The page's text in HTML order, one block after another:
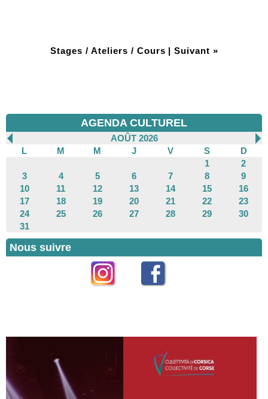
Stages / Ateliers / Cours | Suivant »
AGENDA CULTUREL
AOÛT 2026
L
M M J V S
D
1
2
3
4 5 6 7 8
9
10
11 12 13 14 15
16
17
18 19 20 21 22
23
24
25 26 27 28 29
30
31
Nous suivre